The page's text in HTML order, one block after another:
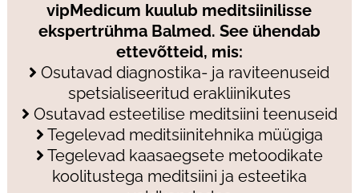
vipMedicum kuulub meditsiinilisse
ekspertrühma Balmed. See ühendab
ettevõtteid, mis:
Osutavad diagnostika- ja raviteenuseid
spetsialiseeritud erakliinikutes
Osutavad esteetilise meditsiini teenuseid
Tegelevad meditsiinitehnika müügiga
Tegelevad kaasaegsete metoodikate
koolitustega meditsiini ja esteetika